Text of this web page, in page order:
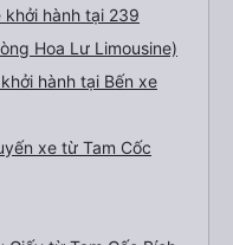
khởi hành tại 239
Hoa Lư Limousine)
hành tại Bến xe
xe từ Tam Cốc